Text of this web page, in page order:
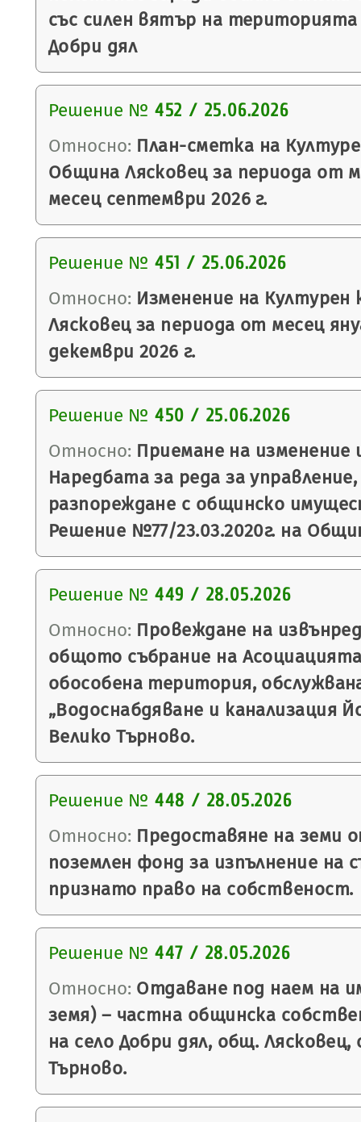
със силен вятър на територията
Добри дял
Решение № 452 / 25.06.2026
Относно: План-сметка на
Община Лясковец за периода от
месец септември 2026 г.
Решение № 451 / 25.06.2026
Относно: Изменение на Културен
Лясковец за периода от месец
декември 2026 г.
Решение № 450 / 25.06.2026
Относно: Приемане на изменение
Наредбата за реда за
разпореждане с общинско
Решение №77/23.03.2020г. на
Решение № 449 / 28.05.2026
Относно: Провеждане на
общото събрание на
обособена територия,
„Водоснабдяване и канализация
Велико Търново.
Решение № 448 / 28.05.2026
Относно: Предоставяне на земи
поземлен фонд за изпълнение на
признато право на собственост.
Решение № 447 / 28.05.2026
Относно: Отдаване под наем на
земя) – частна общинска
на село Добри дял, общ. Лясковец,
Търново.